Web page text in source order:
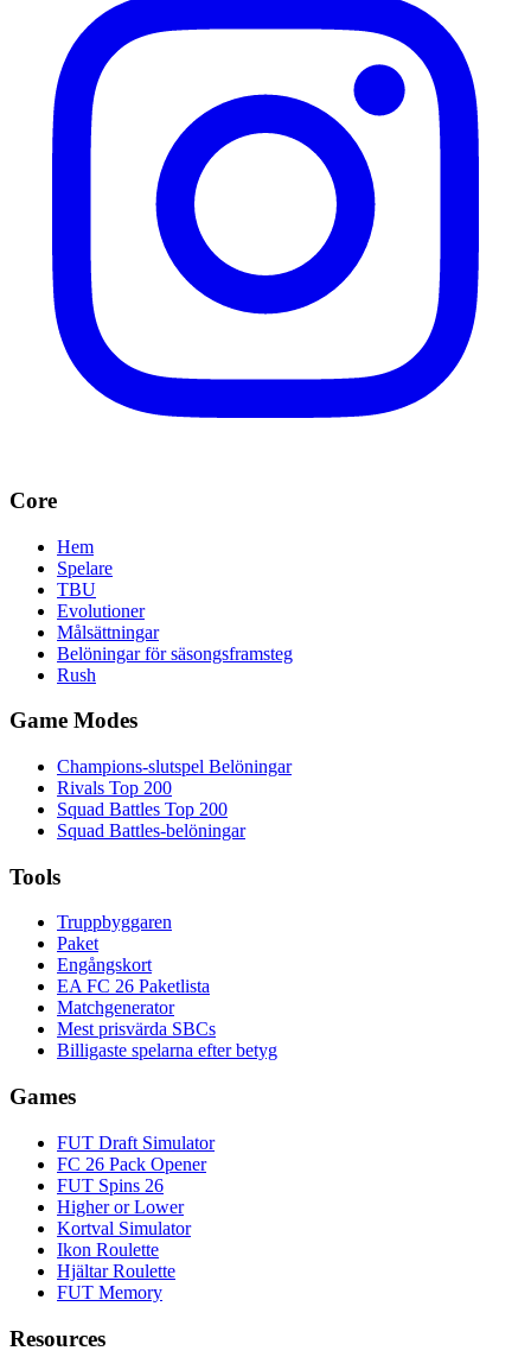
Core
Hem
Spelare
TBU
Evolutioner
Målsättningar
Belöningar för säsongsframsteg
Rush
Game Modes
Champions-slutspel Belöningar
Rivals Top 200
Squad Battles Top 200
Squad Battles-belöningar
Tools
Truppbyggaren
Paket
Engångskort
EA FC 26 Paketlista
Matchgenerator
Mest prisvärda SBCs
Billigaste spelarna efter betyg
Games
FUT Draft Simulator
FC 26 Pack Opener
FUT Spins 26
Higher or Lower
Kortval Simulator
Ikon Roulette
Hjältar Roulette
FUT Memory
Resources